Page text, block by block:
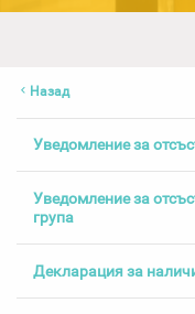
Назад
Уведомление за
Уведомление за
група
Декларация за